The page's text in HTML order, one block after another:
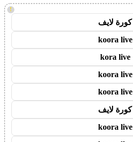
!
كورة لايف
koora live
kora live
koora live
koora live
كورة لايف
koora live